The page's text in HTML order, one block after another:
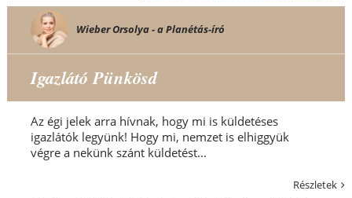
Wieber Orsolya - a Planétás-író
Igazlátó Pünkösd
Az égi jelek arra hívnak, hogy mi is küldetéses
igazlátók legyünk! Hogy mi, nemzet is elhiggyük
végre a nekünk szánt küldetést...
Részletek